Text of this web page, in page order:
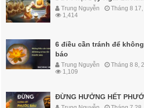
Trung Nguyễn Tháng 8 17,
1,414
6 điều cần tránh để
báo
Trung Nguyễn Tháng 8 8,
1,109
ĐỪNG HƯỞNG HẾT